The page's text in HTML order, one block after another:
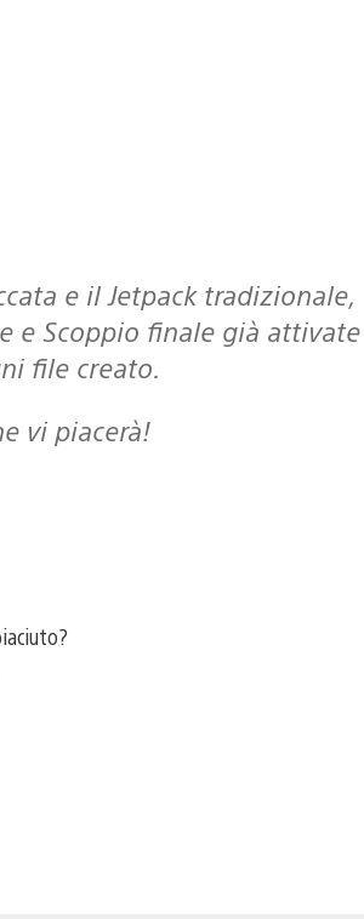
e Scoppio finale già attivate
file creato.
vi piacerà!